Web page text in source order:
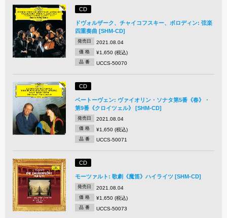
CD
ドヴォルザーク、チャイコフスキー、ボロディン: 弦楽
四重奏曲 [SHM-CD]
発売日 2021.08.04
価 格 ¥1,650 (税込)
品 番 UCCS-50070
CD
ベートーヴェン: ヴァイオリン・ソナタ第5番《春》・
第9番《クロイツェル》 [SHM-CD]
発売日 2021.08.04
価 格 ¥1,650 (税込)
品 番 UCCS-50071
CD
モーツァルト: 歌劇《魔笛》ハイライツ [SHM-CD]
発売日 2021.08.04
価 格 ¥1,650 (税込)
品 番 UCCS-50073